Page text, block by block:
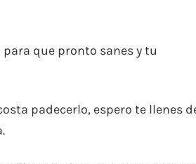
que pronto sanes y tu
padecerlo, espero te llenes